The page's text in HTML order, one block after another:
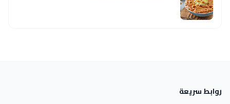
روابط سريعة